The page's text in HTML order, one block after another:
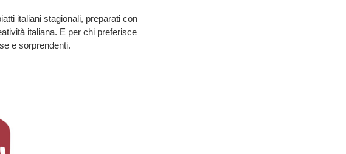
italiani stagionali, preparati con
italiana. E per chi preferisce
e sorprendenti.